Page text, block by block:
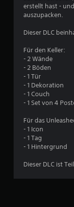
erstellt hast -
auszupacken.
Dieser DLC
Für den Keller:
- 2 Wände
- 2 Böden
- 1 Tür
- 1 Dekoration
- 1 Couch
- 1 Set von 4
Für das
- 1 Icon
- 1 Tag
- 1 Hintergrund
Dieser DLC ist